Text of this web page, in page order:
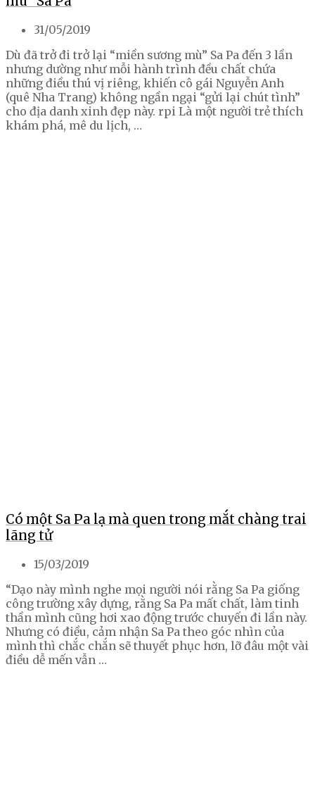
31/05/2019
Dù đã trở đi trở lại “miền sương mù” Sa Pa đến 3 lần
nhưng dường như mỗi hành trình đều chất chứa
những điều thú vị riêng, khiến cô gái Nguyễn Anh
(quê Nha Trang) không ngần ngại “gửi lại chút tình”
cho địa danh xinh đẹp này. rpi Là một người trẻ thích
khám phá, mê du lịch, …
Có một Sa Pa lạ mà quen trong mắt chàng trai
lãng tử
15/03/2019
“Dạo này mình nghe mọi người nói rằng Sa Pa giống
công trường xây dựng, rằng Sa Pa mất chất, làm tinh
thần mình cũng hơi xao động trước chuyến đi lần này.
Nhưng có điều, cảm nhận Sa Pa theo góc nhìn của
mình thì chắc chắn sẽ thuyết phục hơn, lỡ đâu một vài
điều dễ mến vẫn …